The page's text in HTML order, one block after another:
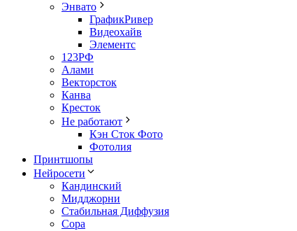
Энвато
ГрафикРивер
Видеохайв
Элементс
123РФ
Алами
Векторсток
Канва
Кресток
Не работают
Кэн Сток Фото
Фотолия
Принтшопы
Нейросети
Кандинский
Мидджорни
Стабильная Диффузия
Сора